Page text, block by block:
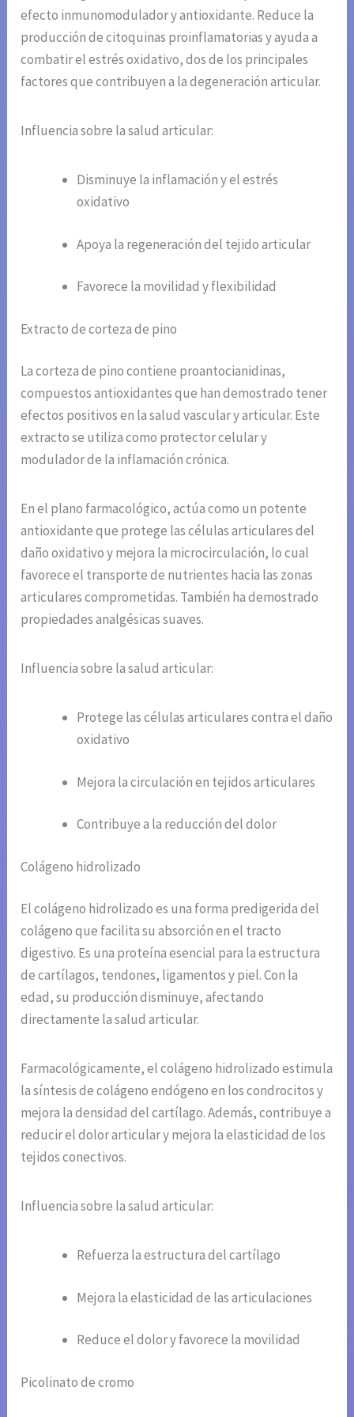
efecto inmunomodulador y antioxidante. Reduce la
producción de citoquinas proinflamatorias y ayuda a
combatir el estrés oxidativo, dos de los principales
factores que contribuyen a la degeneración articular.
Influencia sobre la salud articular:
Disminuye la inflamación y el estrés
oxidativo
Apoya la regeneración del tejido articular
Favorece la movilidad y flexibilidad
Extracto de corteza de pino
La corteza de pino contiene proantocianidinas,
compuestos antioxidantes que han demostrado tener
efectos positivos en la salud vascular y articular. Este
extracto se utiliza como protector celular y
modulador de la inflamación crónica.
En el plano farmacológico, actúa como un potente
antioxidante que protege las células articulares del
daño oxidativo y mejora la microcirculación, lo cual
favorece el transporte de nutrientes hacia las zonas
articulares comprometidas. También ha demostrado
propiedades analgésicas suaves.
Influencia sobre la salud articular:
Protege las células articulares contra el daño
oxidativo
Mejora la circulación en tejidos articulares
Contribuye a la reducción del dolor
Colágeno hidrolizado
El colágeno hidrolizado es una forma predigerida del
colágeno que facilita su absorción en el tracto
digestivo. Es una proteína esencial para la estructura
de cartílagos, tendones, ligamentos y piel. Con la
edad, su producción disminuye, afectando
directamente la salud articular.
Farmacológicamente, el colágeno hidrolizado estimula
la síntesis de colágeno endógeno en los condrocitos y
mejora la densidad del cartílago. Además, contribuye a
reducir el dolor articular y mejora la elasticidad de los
tejidos conectivos.
Influencia sobre la salud articular:
Refuerza la estructura del cartílago
Mejora la elasticidad de las articulaciones
Reduce el dolor y favorece la movilidad
Picolinato de cromo